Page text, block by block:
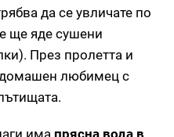
да се увличате по
ще яде сушени
През пролетта и
домашен любимец с
има прясна вода в